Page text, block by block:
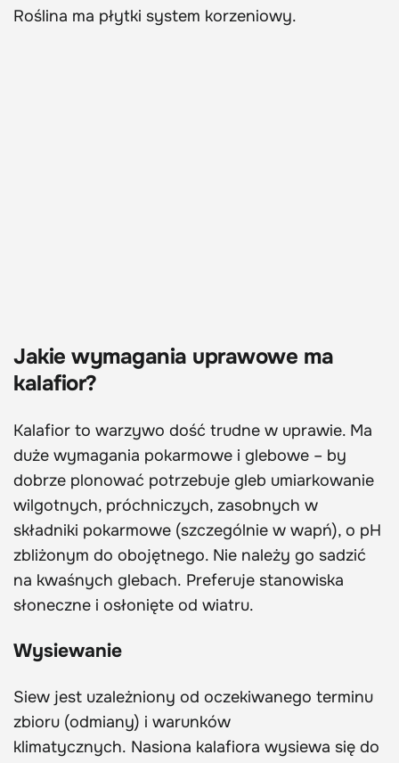
Roślina ma płytki system korzeniowy.
Jakie wymagania uprawowe ma
kalafior?
Kalafior to warzywo dość trudne w uprawie. Ma
duże wymagania pokarmowe i glebowe – by
dobrze plonować potrzebuje gleb umiarkowanie
wilgotnych, próchniczych, zasobnych w
składniki pokarmowe (szczególnie w wapń), o pH
zbliżonym do obojętnego. Nie należy go sadzić
na kwaśnych glebach. Preferuje stanowiska
słoneczne i osłonięte od wiatru.
Wysiewanie
Siew jest uzależniony od oczekiwanego terminu
zbioru (odmiany) i warunków
klimatycznych. Nasiona kalafiora wysiewa się do